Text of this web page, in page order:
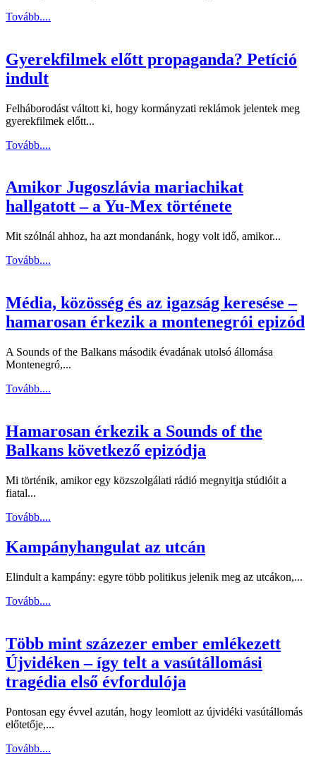
Tovább....
Gyerekfilmek előtt propaganda? Petíció
indult
Felháborodást váltott ki, hogy kormányzati reklámok jelentek meg
gyerekfilmek előtt...
Tovább....
Amikor Jugoszlávia mariachikat
hallgatott – a Yu-Mex története
Mit szólnál ahhoz, ha azt mondanánk, hogy volt idő, amikor...
Tovább....
Média, közösség és az igazság keresése –
hamarosan érkezik a montenegrói epizód
A Sounds of the Balkans második évadának utolsó állomása
Montenegró,...
Tovább....
Hamarosan érkezik a Sounds of the
Balkans következő epizódja
Mi történik, amikor egy közszolgálati rádió megnyitja stúdióit a
fiatal...
Tovább....
Kampányhangulat az utcán
Elindult a kampány: egyre több politikus jelenik meg az utcákon,...
Tovább....
Több mint százezer ember emlékezett
Újvidéken – így telt a vasútállomási
tragédia első évfordulója
Pontosan egy évvel azután, hogy leomlott az újvidéki vasútállomás
előtetője,...
Tovább....